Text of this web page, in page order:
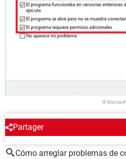
©
Partager
ALREDEDOR DEL MISMO
Cómo arreglar problemas de